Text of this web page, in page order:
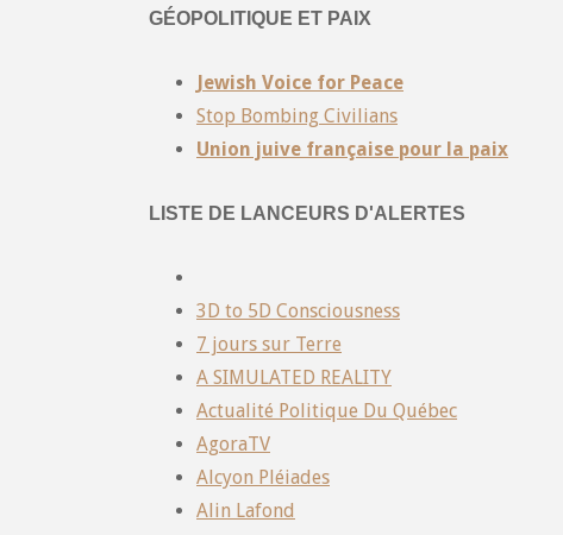
GÉOPOLITIQUE ET PAIX
Jewish Voice for Peace
Stop Bombing Civilians
Union juive française pour la paix
LISTE DE LANCEURS D'ALERTES
3D to 5D Consciousness
7 jours sur Terre
A SIMULATED REALITY
Actualité Politique Du Québec
AgoraTV
Alcyon Pléiades
Alin Lafond